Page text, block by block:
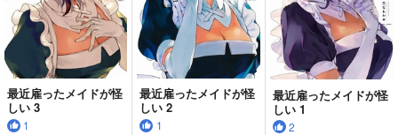
最近雇ったメイドが怪
しい 3
1
最近雇ったメイドが怪
しい 2
1
最近雇ったメイドが怪
しい 1
2